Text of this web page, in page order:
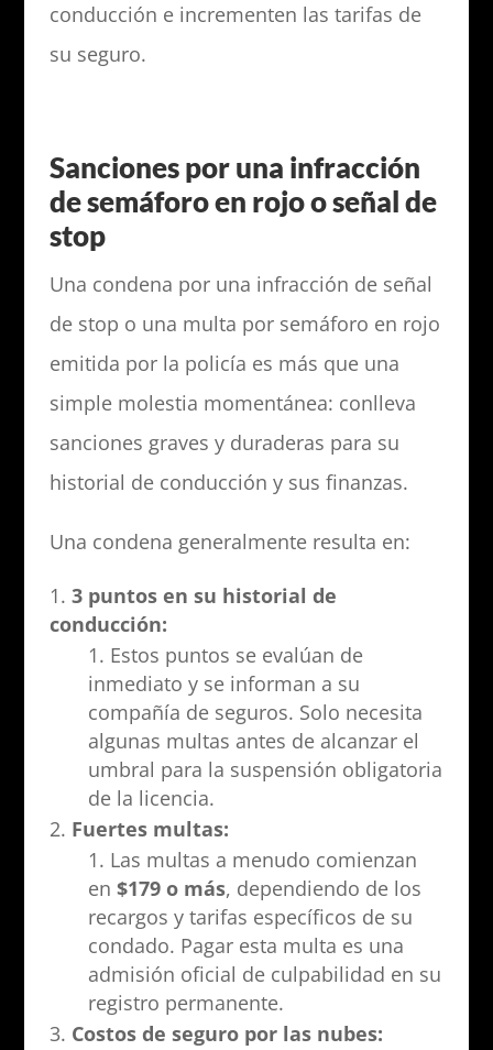
conducción e incrementen las tarifas de
su seguro.
Sanciones por una infracción
de semáforo en rojo o señal de
stop
Una condena por una infracción de señal
de stop o una multa por semáforo en rojo
emitida por la policía es más que una
simple molestia momentánea: conlleva
sanciones graves y duraderas para su
historial de conducción y sus finanzas.
Una condena generalmente resulta en:
3 puntos en su historial de
conducción:
Estos puntos se evalúan de
inmediato y se informan a su
compañía de seguros. Solo necesita
algunas multas antes de alcanzar el
umbral para la suspensión obligatoria
de la licencia.
Fuertes multas:
Las multas a menudo comienzan
en $179 o más, dependiendo de los
recargos y tarifas específicos de su
condado. Pagar esta multa es una
admisión oficial de culpabilidad en su
registro permanente.
Costos de seguro por las nubes: